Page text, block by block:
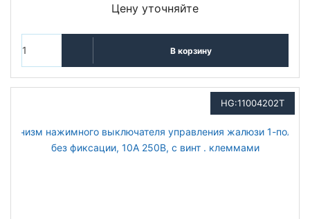
Цену уточняйте
В корзину
HG:11004202T